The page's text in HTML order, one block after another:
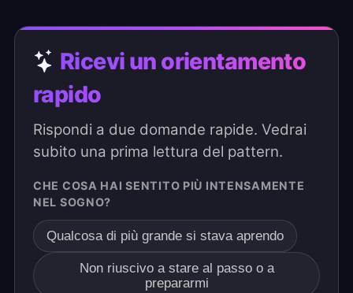
Ricevi un orientamento
rapido
Rispondi a due domande rapide. Vedrai
subito una prima lettura del pattern.
CHE COSA HAI SENTITO PIÙ INTENSAMENTE
NEL SOGNO?
Qualcosa di più grande si stava aprendo
Non riuscivo a stare al passo o a
prepararmi